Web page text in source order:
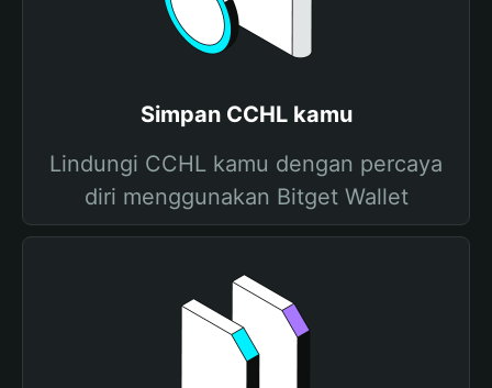
Simpan CCHL kamu
Lindungi CCHL kamu dengan percaya
diri menggunakan Bitget Wallet